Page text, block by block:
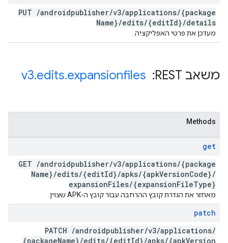
PUT /androidpublisher/v3/applications/{package
Name}/edits/{editId}/details
מעדכן את פרטי האפליקציה.
משאב REST: ‏ v3.edits.expansionfiles
Methods
get
GET /androidpublisher/v3/applications/{package
Name}/edits/{editId}/apks/{apkVersionCode}/
expansionFiles/{expansionFileType}
מאחזר את הגדרת קובץ ההרחבה עבור קובץ ה-APK שצוין.
patch
PATCH /androidpublisher/v3/applications/
{packageName}/edits/{editId}/apks/{apkVersion